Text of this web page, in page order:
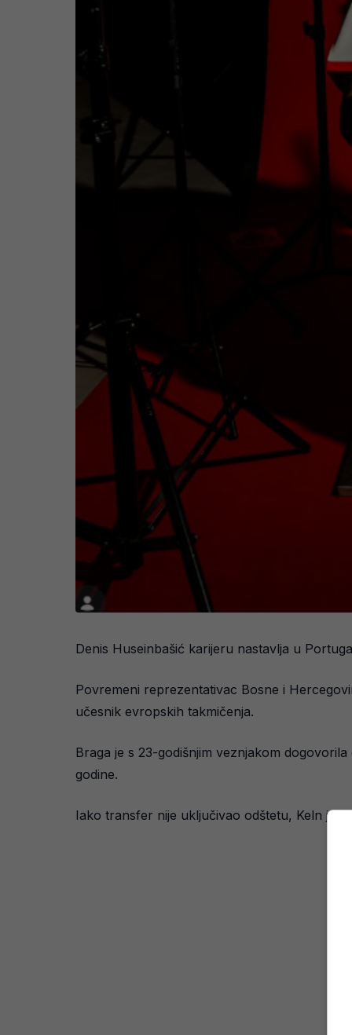
Denis Huseinbašić karijeru nastavlja u
Povremeni reprezentativac Bosne i
učesnik evropskih takmičenja.
Braga je s 23-godišnjim veznjakom
godine.
Iako transfer nije uključivao odštetu, Keln je